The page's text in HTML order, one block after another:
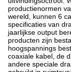
productienormen
wereld, kunnen 6
specificaties van
jaarlijkse output
producten zijn
hoogspannings
coaxiale kabel, de
andere speciale